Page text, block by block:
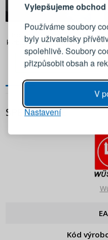
Vylepšujeme
Používáme soubory
byly uživatelsky
spolehlivě. Soubory
přizpůsobit obsah a
V
Nastavení
490 Kč
Brousek na nože s ostřím z
karbidu wolframu ANYSHARP
Classic Evo Black
PŘIDAT DO KOŠÍKU
SPECIFIKACE
Kód
Přihlaste se
Emailová adresa